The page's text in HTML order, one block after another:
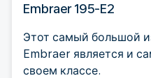
Embraer 195-E2
Этот самый большой
Embraer является и
своем классе.